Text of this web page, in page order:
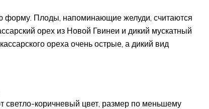
форму. Плоды, напоминающие желуди, считаются
орех из Новой Гвинеи и дикий мускатный
ореха очень острые, а дикий вид
светло-коричневый цвет, размер по меньшему